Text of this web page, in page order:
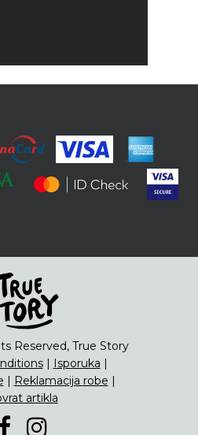
Reserved, True Story
| Isporuka |
| Reklamacija robe |
artikla